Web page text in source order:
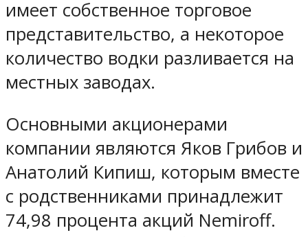
имеет собственное торговое
представительство, а некоторое
количество водки разливается на
местных заводах.
Основными акционерами
компании являются Яков Грибов и
Анатолий Кипиш, которым вместе
с родственниками принадлежит
74,98 процента акций Nemiroff.